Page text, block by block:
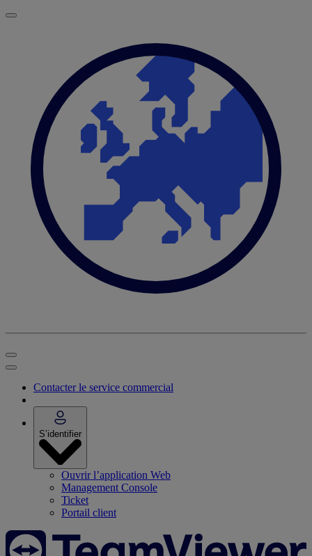
Contacter le service commercial
S’identifier
Ouvrir l’application Web
Management Console
Ticket
Portail client